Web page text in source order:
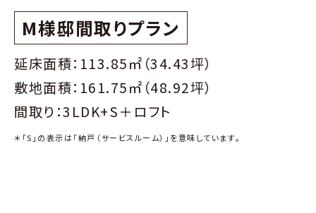
M様邸間取りプラン
延床面積：113.85㎡（34.43坪）
敷地面積：161.75㎡（48.92坪）
間取り：3LDK+S＋ロフト
＊「S」の表示は「納戸（サービスルーム）」を意味しています。